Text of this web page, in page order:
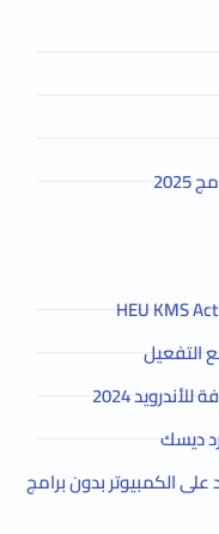
2024
ديسك
الكمبيوتر بدون برامج